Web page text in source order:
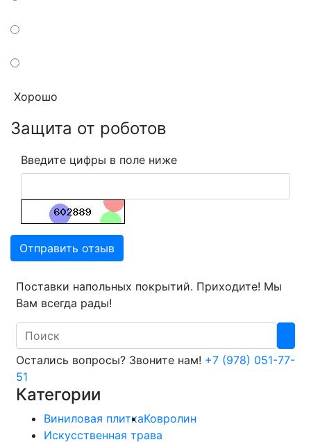
Хорошо
Защита от роботов
Введите цифры в поле ниже
Отправить отзыв
Поставки напольных покрытий. Приходите! Мы
Вам всегда рады!
Search
Остались вопросы? Звоните нам! +7 (978) 051-77-
51
Категории
Виниловая плиткаКовролин
Искусственная трава